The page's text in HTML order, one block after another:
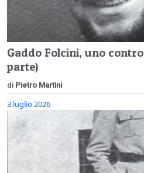
Gaddo Folcini, uno
parte)
di Pietro Martini
3 luglio 2026